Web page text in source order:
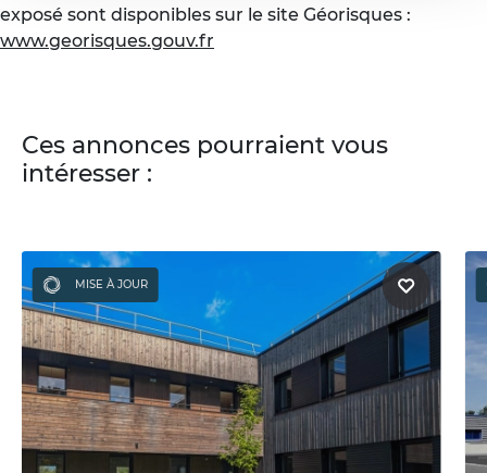
exposé sont disponibles sur le site Géorisques :
www.georisques.gouv.fr
Ces annonces pourraient vous
intéresser :
MISE À JOUR